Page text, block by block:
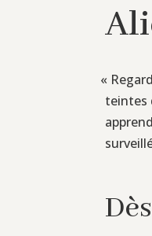
«
teintes